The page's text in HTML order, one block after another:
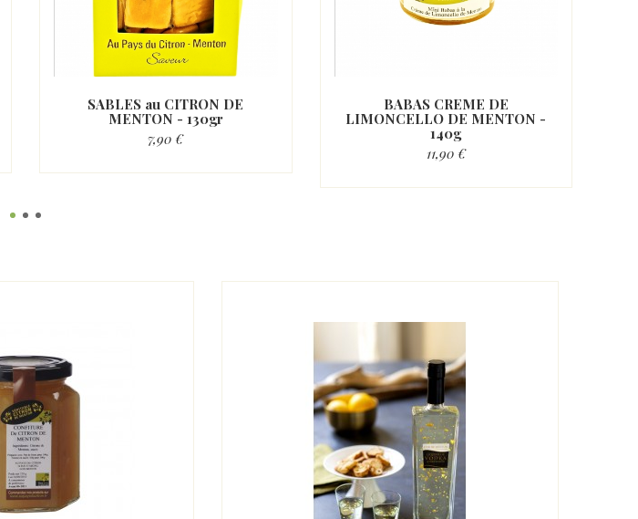
SABLES au CITRON DE
MENTON - 130gr
7,90 €
BABAS CREME DE
LIMONCELLO DE MENTON -
140g
11,90 €